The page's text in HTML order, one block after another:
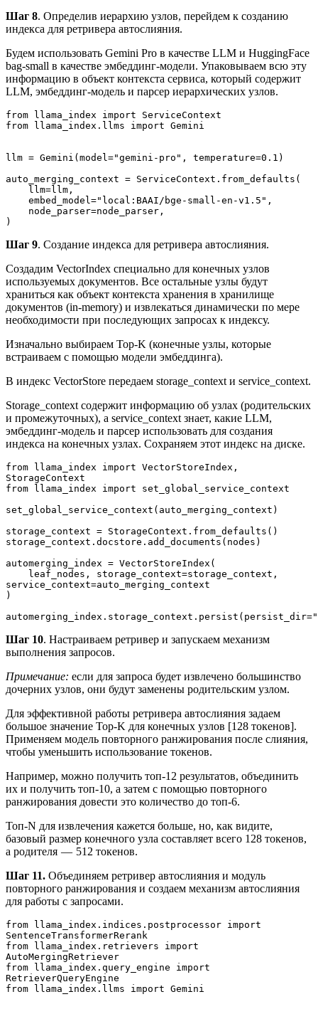
Шаг 8. Определив иерархию узлов, перейдем к созданию
индекса для ретривера автослияния.
Будем использовать Gemini Pro в качестве LLM и HuggingFace
bag-small в качестве эмбеддинг-модели. Упаковываем всю эту
информацию в объект контекста сервиса, который содержит
LLM, эмбеддинг-модель и парсер иерархических узлов.
from llama_index import ServiceContext
from llama_index.llms import Gemini
llm = Gemini(model="gemini-pro", temperature=0.1)
auto_merging_context = ServiceContext.from_defaults(
    llm=llm,
    embed_model="local:BAAI/bge-small-en-v1.5",
    node_parser=node_parser,
)
Шаг 9. Создание индекса для ретривера автослияния.
Создадим VectorIndex специально для конечных узлов
используемых документов. Все остальные узлы будут
храниться как объект контекста хранения в хранилище
документов (in-memory) и извлекаться динамически по мере
необходимости при последующих запросах к индексу.
Изначально выбираем Top-K (конечные узлы, которые
встраиваем с помощью модели эмбеддинга).
В индекс VectorStore передаем storage_context и service_context.
Storage_context содержит информацию об узлах (родительских
и промежуточных), а service_context знает, какие LLM,
эмбеддинг-модель и парсер использовать для создания
индекса на конечных узлах. Сохраняем этот индекс на диске.
from llama_index import VectorStoreIndex,
StorageContext
from llama_index import set_global_service_context
set_global_service_context(auto_merging_context)
storage_context = StorageContext.from_defaults()
storage_context.docstore.add_documents(nodes)
automerging_index = VectorStoreIndex(
service_context=auto_merging_context
)
Шаг 10. Настраиваем ретривер и запускаем механизм
выполнения запросов.
Примечание: если для запроса будет извлечено большинство
дочерних узлов, они будут заменены родительским узлом.
Для эффективной работы ретривера автослияния задаем
большое значение Top-K для конечных узлов [128 токенов].
Применяем модель повторного ранжирования после слияния,
чтобы уменьшить использование токенов.
Например, можно получить топ-12 результатов, объединить
их и получить топ-10, а затем с помощью повторного
ранжирования довести это количество до топ-6.
Топ-N для извлечения кажется больше, но, как видите,
базовый размер конечного узла составляет всего 128 токенов,
а родителя — 512 токенов.
Шаг 11. Объединяем ретривер автослияния и модуль
повторного ранжирования и создаем механизм автослияния
для работы с запросами.
from llama_index.indices.postprocessor import
SentenceTransformerRerank
from llama_index.retrievers import
AutoMergingRetriever
from llama_index.query_engine import
RetrieverQueryEngine
from llama_index.llms import Gemini